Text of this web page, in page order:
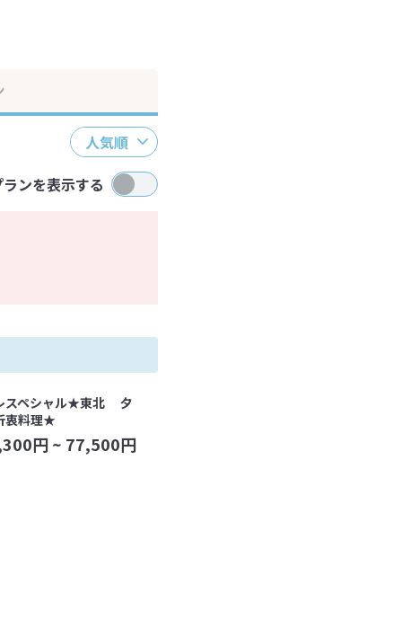
人気順
ランを表示する
スペシャル★東北 夕
衷料理★
円 ~ 77,500円